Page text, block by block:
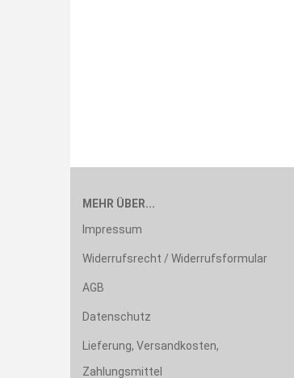
MEHR ÜBER...
Impressum
Widerrufsrecht / Widerrufsformular
AGB
Datenschutz
Lieferung, Versandkosten,
Zahlungsmittel